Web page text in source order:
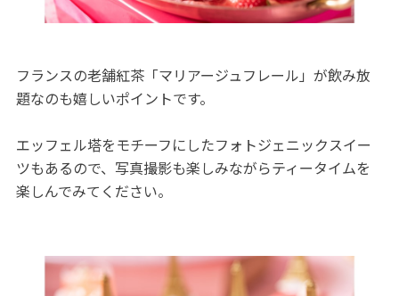
フランスの老舗紅茶「マリアージュフレール」が飲み放
題なのも嬉しいポイントです。
エッフェル塔をモチーフにしたフォトジェニックスイー
ツもあるので、写真撮影も楽しみながらティータイムを
楽しんでみてください。